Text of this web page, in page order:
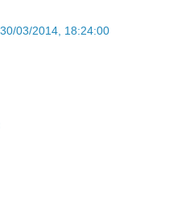
30/03/2014, 18:24:00